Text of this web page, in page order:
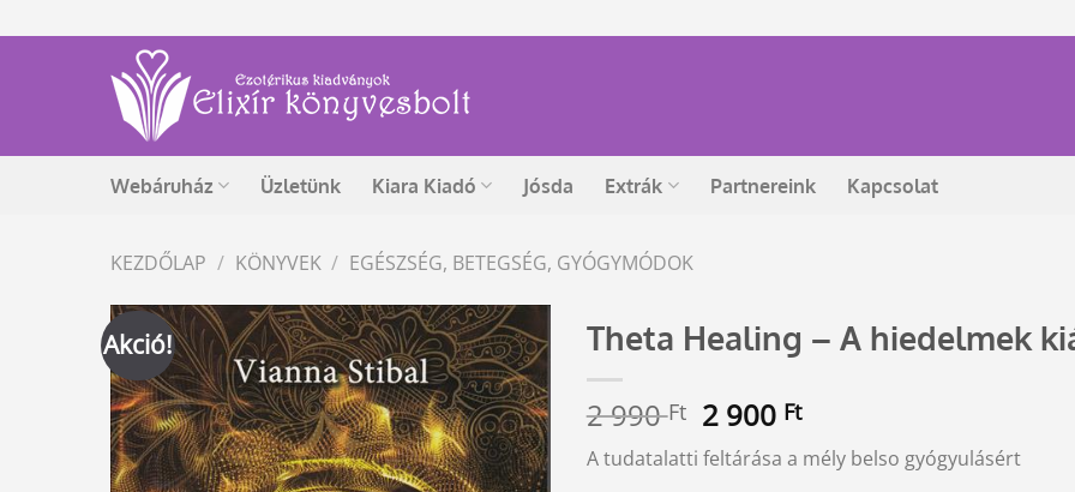
to
Webáruház Üzletünk Kiara Kiadó Jósda Extrák Partnereink Kapcsolat
KEZDŐLAP / KÖNYVEK / EGÉSZSÉG, BETEGSÉG, GYÓGYMÓDOK
Akció! Theta Healing – A hiedelmek
2 990Ft Original
price
was:
2 900 FtCurrent
price
is:
A tudatalatti feltárása a mély belso gyógyulásért